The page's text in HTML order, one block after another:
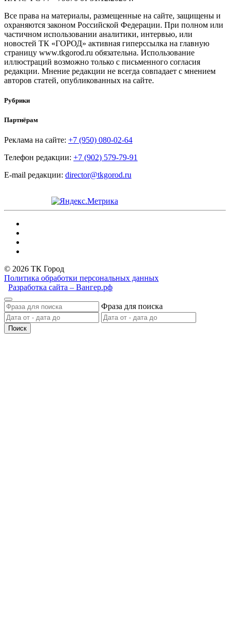
Все права на материалы, размещенные на сайте, защищены и
охраняются законом Российской Федерации. При полном или
частичном использовании аналитики, интервью, или
новостей ТК «ГОРОД» активная гиперссылка на главную
страницу www.tkgorod.ru обязательна. Использование
иллюстраций возможно только с письменного согласия
редакции. Мнение редакции не всегда совпадает с мнением
авторов статей, опубликованных на сайте.
Рубрики
Партнёрам
Реклама на сайте: +7 (950) 080-02-64
Телефон редакции: +7 (902) 579-79-91
E-mail редакции: director@tkgorod.ru
© 2026 ТК Город
Политика обработки персональных данных
Разработка сайта – Вангер.рф
Фраза для поиска
Поиск